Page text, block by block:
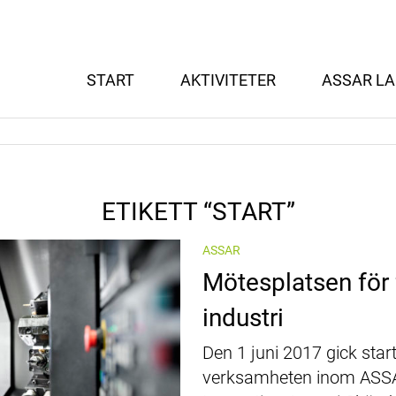
START
AKTIVITETER ASSAR
ETIKETT “START”
ASSAR
Mötesplatsen
industri
Den 1 juni 2017 gick
verksamheten inom